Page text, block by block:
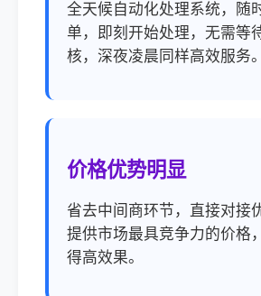
全天候自动化处理系统，随
单，即刻开始处理，无需等
核，深夜凌晨同样高效服务。
价格优势明显
省去中间商环节，直接对接
提供市场最具竞争力的价格
得高效果。